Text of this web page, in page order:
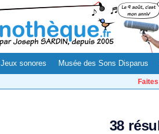
Jeux sonores Musée des Sons Disparus
38